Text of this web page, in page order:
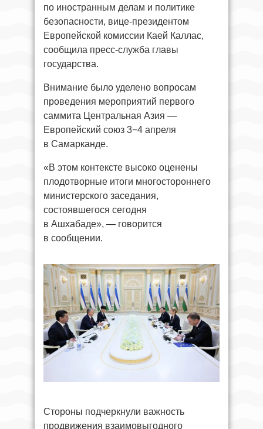
по иностранным делам и политике
безопасности, вице-президентом
Европейской комиссии Каей Каллас,
сообщила пресс-служба главы
государства.
Внимание было уделено вопросам
проведения мероприятий первого
саммита Центральная Азия —
Европейский союз 3−4 апреля
в Самарканде.
«В этом контексте высоко оценены
плодотворные итоги многостороннего
министерского заседания,
состоявшегося сегодня
в Ашхабаде», — говорится
в сообщении.
Стороны подчеркнули важность
продвижения взаимовыгодного